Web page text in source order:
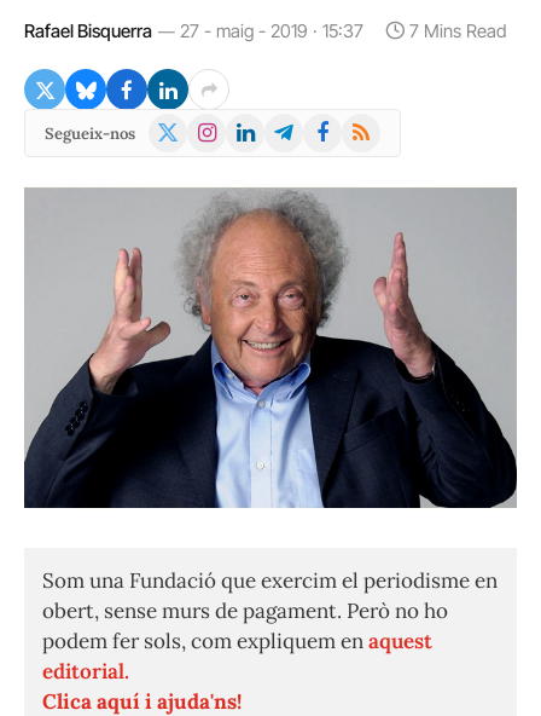
Rafael Bisquerra 27 - maig - 2019 · 15:37 7 Mins Read
Segueix-nos
X
Instagram
LinkedInTelegramFacebook
RSS
Som una Fundació que exercim el periodisme en
obert, sense murs de pagament. Però no ho
podem fer sols, com expliquem enaquest
editorial.
Clica aquí i ajuda'ns!